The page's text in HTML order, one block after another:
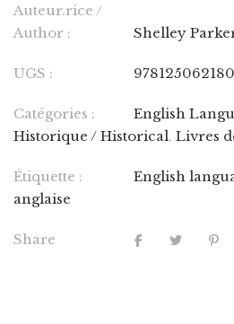
Auteur.rice /
Author :
Shelley
UGS :
Catégories : English
Historique / Historical, Livres
Étiquette : English
anglaise
Share